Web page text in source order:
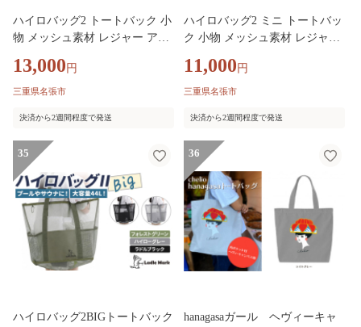
ハイロバッグ2 トートバック 小
物 メッシュ素材 レジャー アウ
用品
13,000 円
三重県名張市
決済から2週間程度で発送
ハイロバッグ2 ミニ トートバッ
ク 小物 メッシュ素材 レジャー
ジム用品
11,000 円
三重県名張市
決済から2週間程度で発送
35
ハイロバッグ2BIGトートバック
36
hanagasaガール ヘヴィーキャ